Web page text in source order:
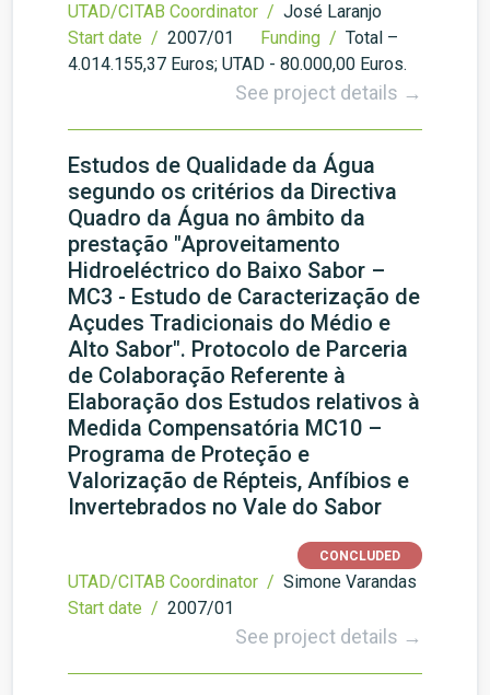
UTAD/CITAB Coordinator / José Laranjo
Start date / 2007/01 Funding / Total –
4.014.155,37 Euros; UTAD - 80.000,00 Euros.
See project details →
Estudos de Qualidade da Água
segundo os critérios da Directiva
Quadro da Água no âmbito da
prestação "Aproveitamento
Hidroeléctrico do Baixo Sabor –
MC3 - Estudo de Caracterização de
Açudes Tradicionais do Médio e
Alto Sabor". Protocolo de Parceria
de Colaboração Referente à
Elaboração dos Estudos relativos à
Medida Compensatória MC10 –
Programa de Proteção e
Valorização de Répteis, Anfíbios e
Invertebrados no Vale do Sabor
CONCLUDED
UTAD/CITAB Coordinator / Simone Varandas
Start date / 2007/01
See project details →